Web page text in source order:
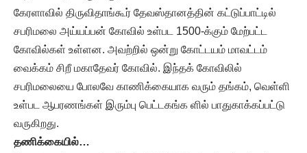
கேரளாவில் திருவிதாங்கூர் தேவஸ்தானத்தின் கட்டுப்பாட்டில்
சபரிமலை அய்யப்பன் கோவில் உள்பட 1500-க்கும் மேற்பட்ட
கோவில்கள் உள்ளன. அவற்றில் ஒன்று கோட்டயம் மாவட்டம்
வைக்கம் சிறீ மகாதேவர் கோவில். இந்தக் கோவிலில்
சபரிமலையை போலவே காணிக்கையாக வரும் தங்கம், வெள்ளி
உள்பட ஆபரணங்கள் இரும்பு பெட்டகங்க ளில் பாதுகாக்கப்பட்டு
வருகிறது.
தணிக்கையில்…